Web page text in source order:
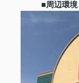
■周辺環境